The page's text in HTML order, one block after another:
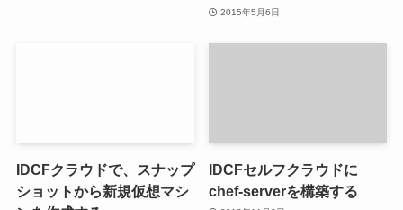
2015年5月6日
IDCFクラウドで、スナップ
ショットから新規仮想マシ
IDCFセルフクラウドに
chef-serverを構築する